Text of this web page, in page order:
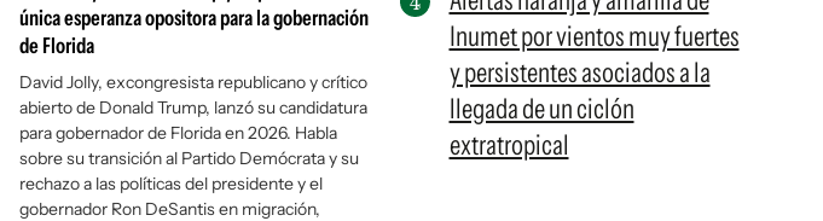
única esperanza opositora para la gobernación
de Florida
David Jolly, excongresista republicano y crítico
abierto de Donald Trump, lanzó su candidatura
para gobernador de Florida en 2026. Habla
sobre su transición al Partido Demócrata y su
rechazo a las políticas del presidente y el
gobernador Ron DeSantis en migración,
Inumet por vientos muy fuertes
y persistentes asociados a la
llegada de un ciclón
extratropical